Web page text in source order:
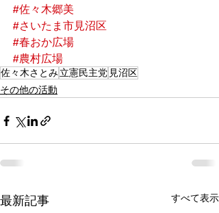
#佐々木郷美
#さいたま市見沼区
#春おか広場
#農村広場
佐々木さとみ立憲民主党 見沼区
その他の活動
最新記事 すべて表示